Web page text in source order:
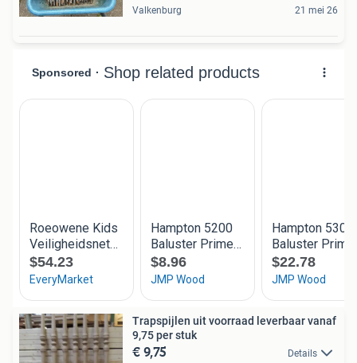
Valkenburg 21 mei 26
Trapspijlen uit voorraad leverbaar vanaf
9,75 per stuk
€ 9,75 Details